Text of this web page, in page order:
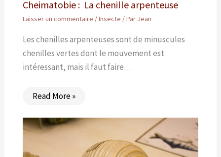
Cheimatobie : La chenille arpenteuse
Laisser un commentaire /Insecte / Par Jean
Les chenilles arpenteuses sont de minuscules
chenilles vertes dont le mouvement est
intéressant, mais il faut faire…
Read More »